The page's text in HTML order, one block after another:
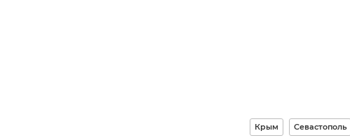
Крым Севастополь